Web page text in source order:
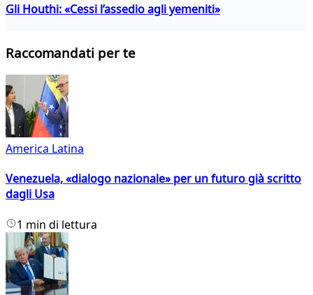
Gli Houthi: «Cessi l’assedio agli yemeniti»
Raccomandati per te
America Latina
Venezuela, «dialogo nazionale» per un futuro già scritto
dagli Usa
1 min di lettura